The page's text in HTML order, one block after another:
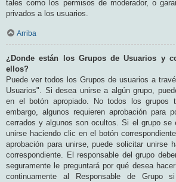
tales como los permisos de moderador, o
privados a los usuarios.
Arriba
¿Donde están los Grupos de Usuarios y
ellos?
Puede ver todos los Grupos de usuarios a
Usuarios". Si desea unirse a algún grupo,
en el botón apropiado. No todos los grupos
embargo, algunos requieren aprobación para
cerrados y algunos son ocultos. Si el grupo se
unirse haciendo clic en el botón
aprobación para unirse, puede solicitar unirse
correspondiente. El responsable del grupo
seguramente le preguntará por qué desea
continuamente al Responsable de Grupo